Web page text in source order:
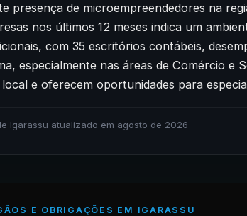
presença de microempreendedores na
nos últimos 12 meses indica um
com 35 escritórios contábeis,
especialmente nas áreas de Comércio e
e oferecem oportunidades para
Igarassu atualizado em agosto de 2026
E OBRIGAÇÕES EM IGARASSU